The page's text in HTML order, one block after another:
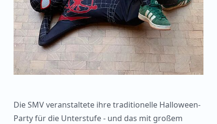
Die SMV veranstaltete ihre traditionelle Halloween-
Party für die Unterstufe - und das mit großem